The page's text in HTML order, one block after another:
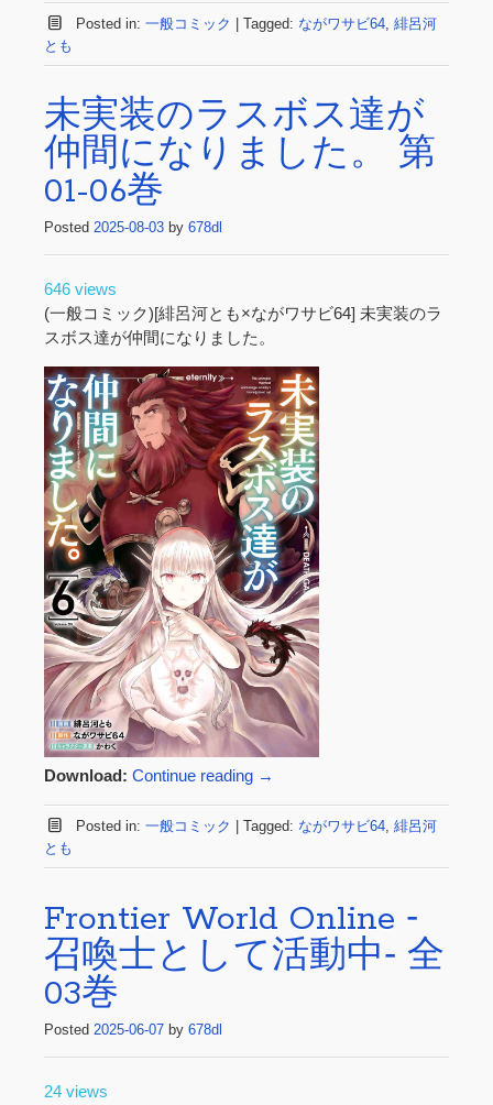
Posted in: 一般コミック Tagged: ながワサビ64, 緋呂河
とも
未実装のラスボス達が
仲間になりました。 第
01-06巻
Posted 2025-08-03 by 678dl
646 views
(一般コミック)[緋呂河とも×ながワサビ64] 未実装のラ
スボス達が仲間になりました。
Download: Continue reading →
Posted in: 一般コミック Tagged: ながワサビ64, 緋呂河
とも
Frontier World Online ‐
召喚士として活動中‐ 全
03巻
Posted 2025-06-07 by 678dl
24 views